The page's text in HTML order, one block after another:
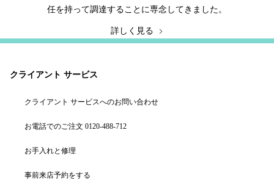
任を持って調達することに専念してきました。
詳しく見る
クライアント サービス
クライアント サービスへのお問い合わせ
お電話でのご注文 0120-488-712
お手入れと修理
事前来店予約をする